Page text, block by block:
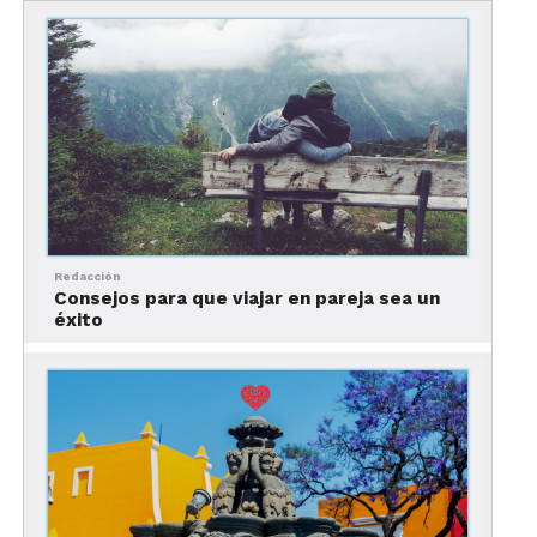
Bahamas es la mejor forma de comenzar una
nueva vida en pareja.
Algunas de las delicias locales que te
Arawak Cay
, conocido
también como Frish Fry. En Las Out Islands
también se ofrecen algunos de los pescados y
mariscos más frescos que tus clientes probarán en
la vida.
Redacción
Consejos para que viajar en pareja sea un
éxito